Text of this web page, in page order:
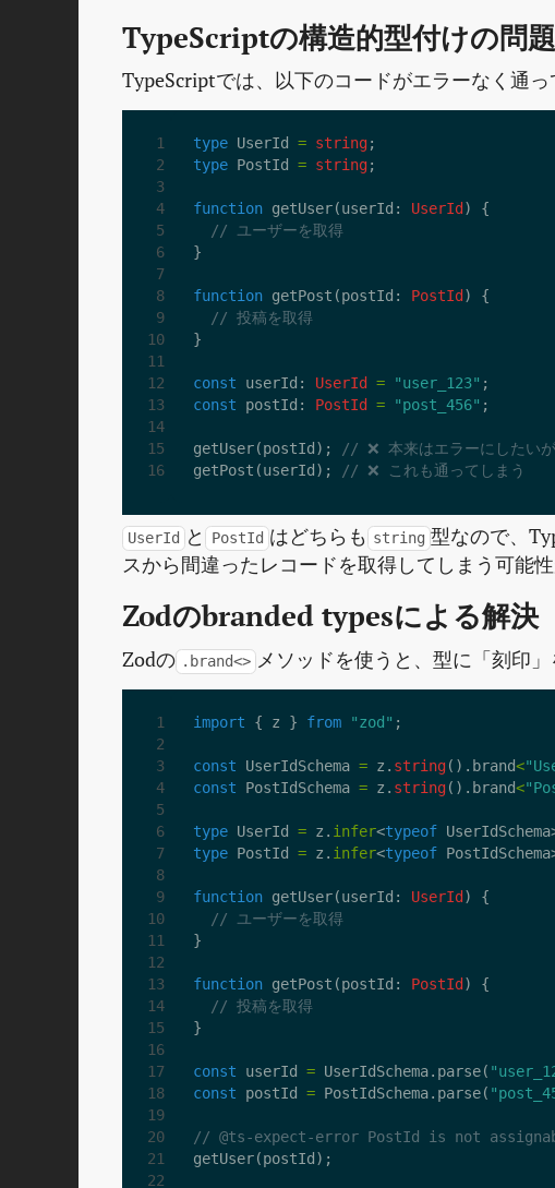
TypeScriptの構造的型付けの問題
TypeScriptでは、以下のコードがエラーなく通っ
1
4
6
7
8
9
10
11
14
16
type UserId = string;
type PostId = string;
function getUser(userId : UserId )
{
}
function getPost (postId : PostId )
{
}
const userId : UserId = "user_123" ;
const
postId : PostId = "post_456" ;
getUser(postId );
getPost (userId );
UserId と PostId はどちらも string 型なので、
スから間違ったレコードを取得してしまう可能性
Zodのbranded typesによる解決
Zodの .brand<> メソッドを使うと、型に「刻印
4
6
7
8
9
10
14
16
17
18
19
20
import { z } from "zod" ;
const UserIdSchema = z . string(). brand<
const
PostIdSchema = z . string(). brand<
type UserId = z . infer<typeof UserIdSchema
type PostId = z . infer<typeof PostIdSchema
function getUser(userId : UserId )
{
}
function getPost (postId : PostId )
{
}
const userId = UserIdSchema. parse(
const
postId = PostIdSchema. parse(
getUser(postId );